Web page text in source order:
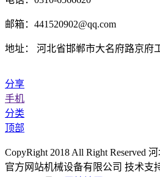
邮箱：441520902@qq.com
地址： 河北省邯郸市大名府路京府
分享
手机
分类
顶部
CopyRight 2018 All Right Reserved
官方网站机械设备有限公司 技术支